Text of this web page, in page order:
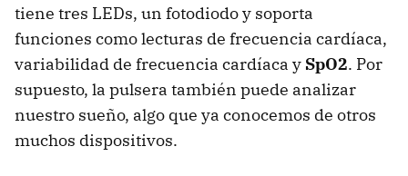
tiene tres LEDs, un fotodiodo y soporta
funciones como lecturas de frecuencia cardíaca,
variabilidad de frecuencia cardíaca y SpO2. Por
supuesto, la pulsera también puede analizar
nuestro sueño, algo que ya conocemos de otros
muchos dispositivos.